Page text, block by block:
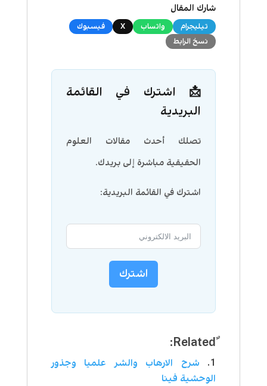
شارك المقال
تيليجرام واتساب X
فيسبوك
نسخ الرابط
📩 اشترك في القائمة
البريدية
تصلك أحدث مقالات العلوم
الحقيقية مباشرة إلى بريدك.
اشترك في القائمة البريدية:
اشترك
ٌRelated:
شرح الارهاب والشر علميا وجذور
الوحشية فينا